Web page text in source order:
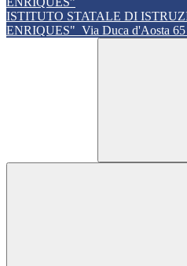
ISTITUTO STATALE DI
ENRIQUES" Via Duca d'Aosta